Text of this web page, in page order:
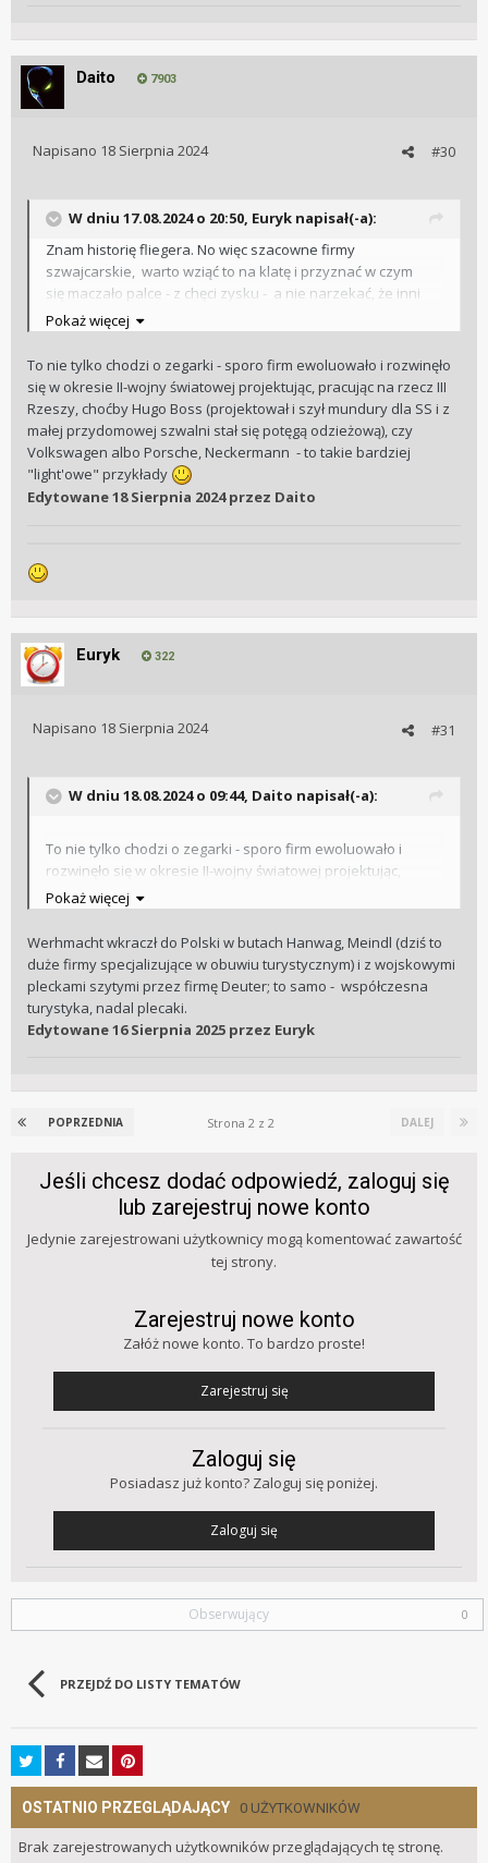
Daito 7903
#30
Napisano 18 Sierpnia 2024
W dniu 17.08.2024 o 20:50, Euryk napisał(-a):
Znam historię fliegera. No więc szacowne firmy
szwajcarskie, warto wziąć to na klatę i przyznać w czym
się maczało palce - z chęci zysku - a nie narzekać, że inni
kopiują, też z chęci zysku.
Pokaż więcej
To nie tylko chodzi o zegarki - sporo firm ewoluowało i rozwinęło
się w okresie II-wojny światowej projektując, pracując na rzecz III
Rzeszy, choćby Hugo Boss (projektował i szył mundury dla SS i z
małej przydomowej szwalni stał się potęgą odzieżową), czy
Volkswagen albo Porsche, Neckermann - to takie bardziej
"light'owe" przykłady
Edytowane18 Sierpnia 2024przez Daito
Euryk 322
#31
Napisano 18 Sierpnia 2024
W dniu 18.08.2024 o 09:44, Daito napisał(-a):
To nie tylko chodzi o zegarki - sporo firm ewoluowało i
rozwinęło się w okresie II-wojny światowej projektując,
pracując na rzecz III Rzeszy, choćby Hugo Boss (projektował
i szył mundury dla SS i z małej przydomowej szwalni stał się
potęgą odzieżową), czy Volkswagen albo
Porsche, Neckermann - to takie bardziej "light'owe"
przykłady
Pokaż więcej
Werhmacht wkraczł do Polski w butach Hanwag, Meindl (dziś to
duże firmy specjalizujące w obuwiu turystycznym) i z wojskowymi
pleckami szytymi przez firmę Deuter; to samo - współczesna
turystyka, nadal plecaki.
Edytowane16 Sierpnia 2025 przez Euryk
POPRZEDNIA DALEJ
Strona 2 z 2
Jeśli chcesz dodać odpowiedź, zaloguj się
lub zarejestruj nowe konto
Jedynie zarejestrowani użytkownicy mogą komentować zawartość
tej strony.
Zarejestruj nowe konto
Załóż nowe konto. To bardzo proste!
Zarejestruj się
Zaloguj się
Posiadasz już konto? Zaloguj się poniżej.
Zaloguj się
Obserwujący 0
PRZEJDŹ DO LISTY TEMATÓW
OSTATNIO PRZEGLĄDAJĄCY 0 UŻYTKOWNIKÓW
Brak zarejestrowanych użytkowników przeglądających tę stronę.